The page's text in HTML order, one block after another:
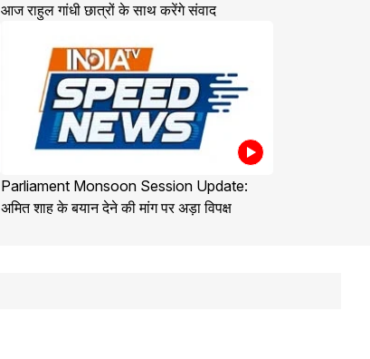
आज राहुल गांधी छात्रों के साथ करेंगे संवाद
Parliament Monsoon Session Update:
अमित शाह के बयान देने की मांग पर अड़ा विपक्ष